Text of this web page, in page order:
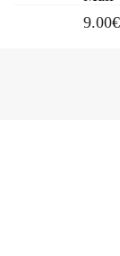
9.00€